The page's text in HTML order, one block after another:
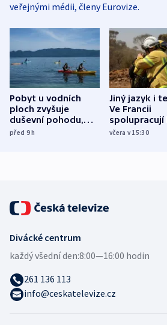
veřejnými médii, členy Eurovize.
Pobyt u vodních
ploch zvyšuje
duševní pohodu,
ukázala
před 9h
Jiný jazyk i
Ve Francii
spolupracují
různých zemí
včera v 15:30
Divácké centrum
každý všední den:8:00—16:00 hodin
261 136 113
info@ceskatelevize.cz